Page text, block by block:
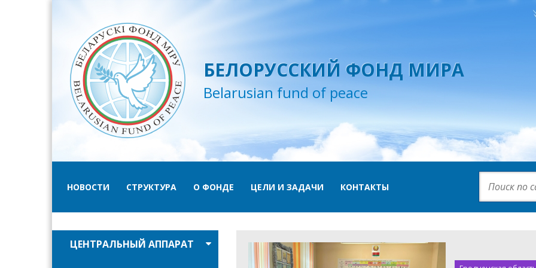
БЕЛОРУССКИЙ ФОНД МИРА
Belarusian fund of peace
НОВОСТИ СТРУКТУРА О ФОНДЕ ЦЕЛИ И ЗАДАЧИ КОНТАКТЫ
ЦЕНТРАЛЬНЫЙ АППАРАТ